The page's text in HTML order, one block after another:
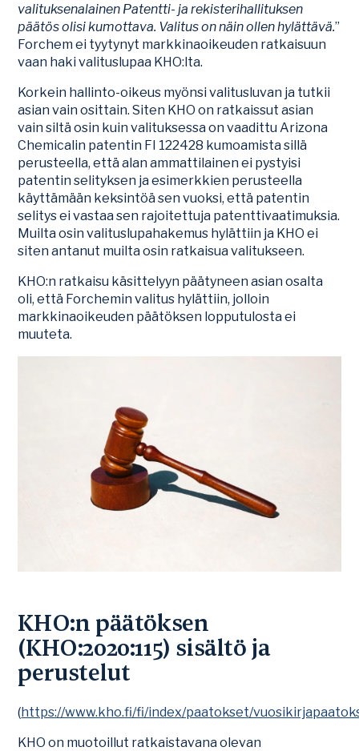
valituksenalainen Patentti- ja rekisterihallituksen
päätös olisi kumottava. Valitus on näin ollen hylättävä.”
Forchem ei tyytynyt markkinaoikeuden ratkaisuun
vaan haki valituslupaa KHO:lta.
Korkein hallinto-oikeus myönsi valitusluvan ja tutkii
asian vain osittain. Siten KHO on ratkaissut asian
vain siltä osin kuin valituksessa on vaadittu Arizona
Chemicalin patentin FI 122428 kumoamista sillä
perusteella, että alan ammattilainen ei pystyisi
patentin selityksen ja esimerkkien perusteella
käyttämään keksintöä sen vuoksi, että patentin
selitys ei vastaa sen rajoitettuja patenttivaatimuksia.
Muilta osin valituslupahakemus hylättiin ja KHO ei
siten antanut muilta osin ratkaisua valitukseen.
KHO:n ratkaisu käsittelyyn päätyneen asian osalta
oli, että Forchemin valitus hylättiin, jolloin
markkinaoikeuden päätöksen lopputulosta ei
muuteta.
KHO:n päätöksen
(KHO:2020:115) sisältö ja
perustelut
(https://www.kho.fi/fi/index/paatokset/
KHO on muotoillut ratkaistavana olevan